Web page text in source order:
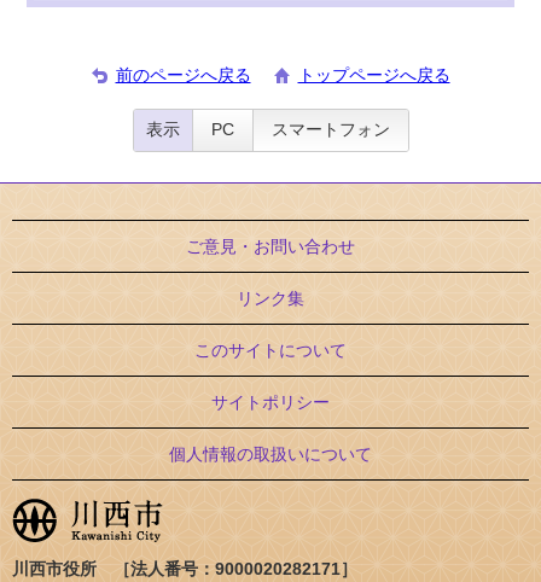
前のページへ戻る トップページへ戻る
表示 PC スマートフォン
ご意見・お問い合わせ
リンク集
このサイトについて
サイトポリシー
個人情報の取扱いについて
川西市役所 ［法人番号：9000020282171］